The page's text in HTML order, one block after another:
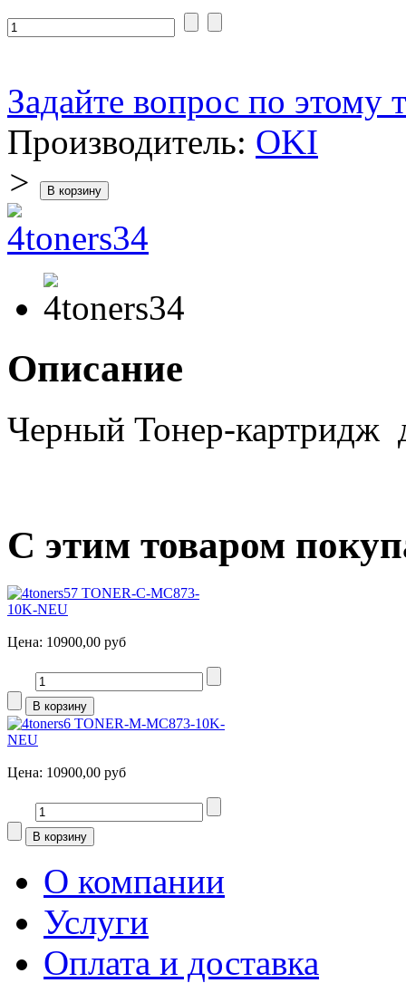
Задайте вопрос по этому
Производитель: OKI
>
Описание
Черный Тонер-картридж
С этим товаром
TONER-C-MC873-
10K-NEU
Цена: 10900,00 руб
TONER-M-MC873-10K-
NEU
Цена: 10900,00 руб
О компании
Услуги
Оплата и доставка